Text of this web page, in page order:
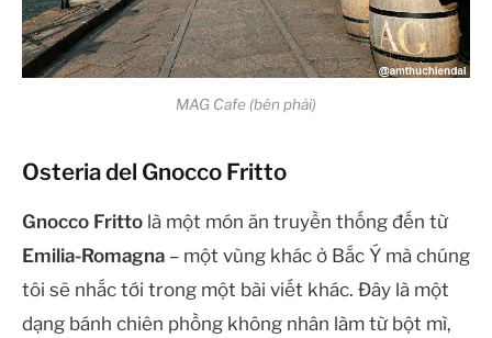
MAG Cafe (bên phải)
Osteria del Gnocco Fritto
Gnocco Fritto là một món ăn truyền thống đến từ
Emilia-Romagna – một vùng khác ở Bắc Ý mà chúng
tôi sẽ nhắc tới trong một bài viết khác. Đây là một
dạng bánh chiên phồng không nhân làm từ bột mì,